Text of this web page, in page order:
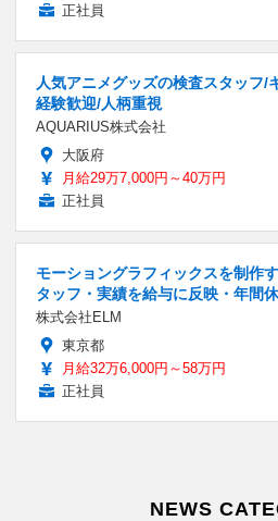
正社員
人気アニメグッズの検査スタッフ/
経験歓迎/人柄重視
AQUARIUS株式会社
大阪府
月給29万7,000円～40万円
正社員
モーショングラフィックスを制作
タッフ・実績を給与に反映・年間
株式会社ELM
東京都
月給32万6,000円～58万円
正社員
NEWS